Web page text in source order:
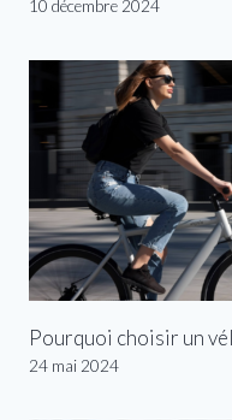
10 décembre 2024
Pourquoi choisir un
24 mai 2024